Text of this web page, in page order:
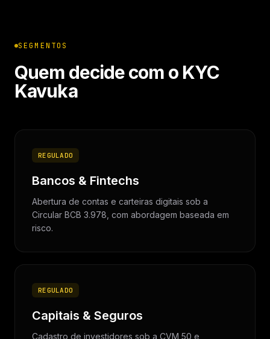
SEGMENTOS
Quem decide com o KYC
Kavuka
REGULADO
Bancos & Fintechs
Abertura de contas e carteiras digitais sob a
Circular BCB 3.978, com abordagem baseada em
risco.
REGULADO
Capitais & Seguros
Cadastro de investidores sob a CVM 50 e